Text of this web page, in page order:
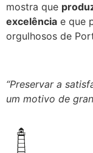
mostra que
excelência e que
orgulhosos de
“Preservar a
um motivo de